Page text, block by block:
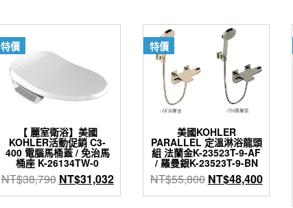
NT$49,100。NT$39,280。
特價
【 麗室衛浴】美國
KOHLER活動促銷 C3-
400 電腦馬桶蓋 / 免治馬
桶座 K-26134TW-0
NT$38,790 原
始
NT$31,032目
前
特價
美國KOHLER
PARALLEL 定溫淋浴龍頭
組 法蘭金K-23523T-9-AF
/ 羅曼銀K-23523T-9-BN
NT$55,800 原
始
NT$48,400目
前